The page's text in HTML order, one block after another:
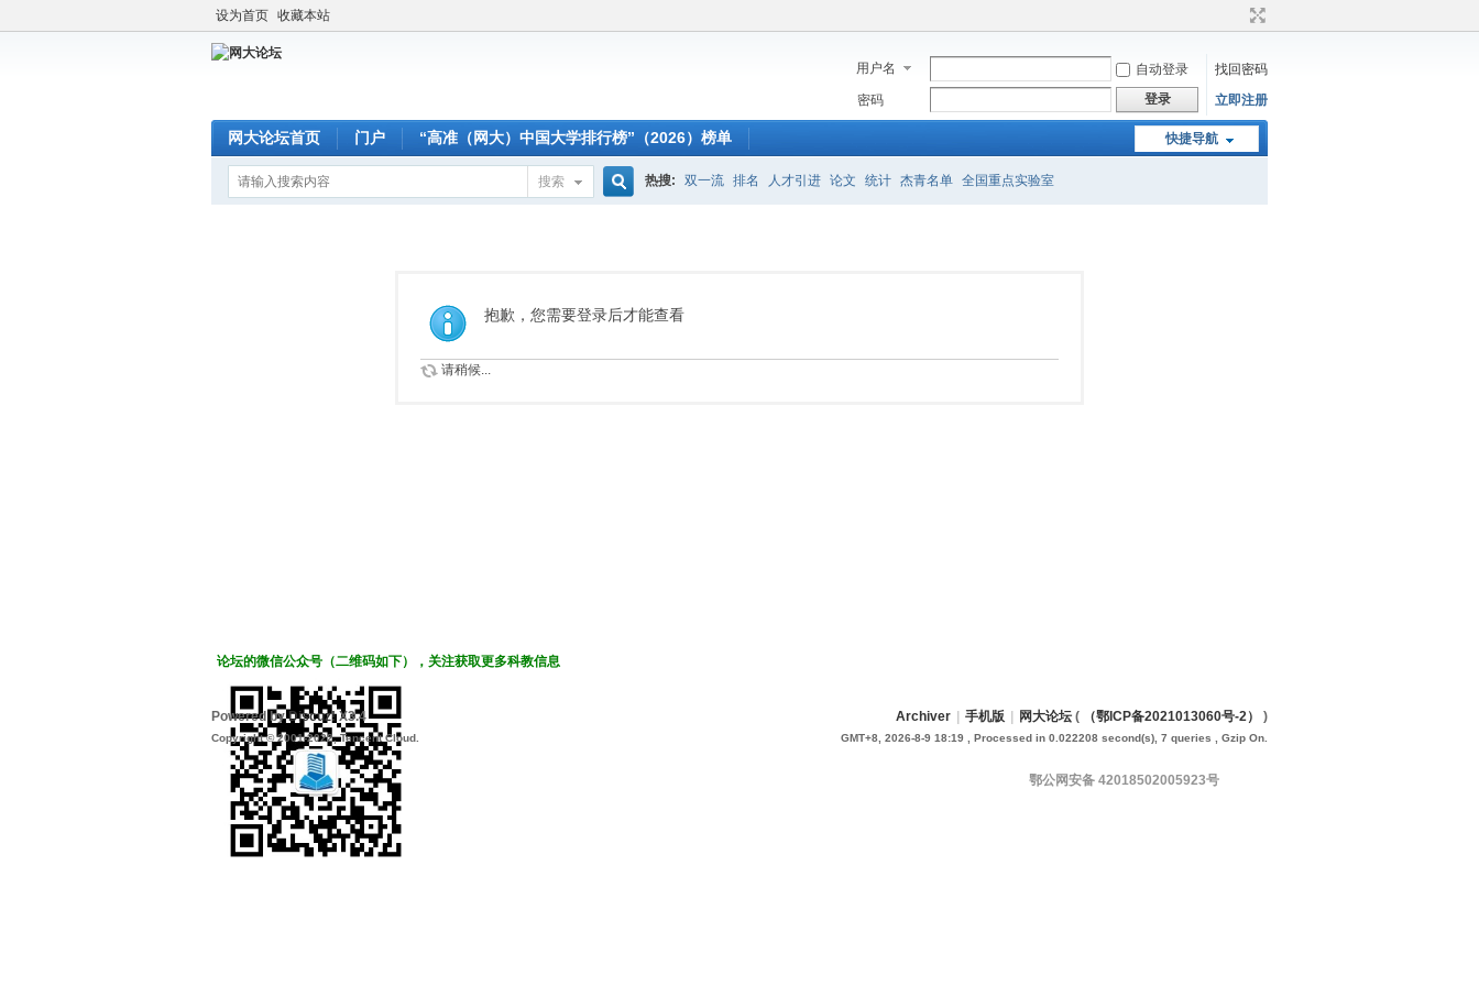
设为首页 收藏本站
用户名 自动登录
找回密码
密码
登录 立即注册
快捷导航
网大论坛首页 门户 “高准（网大）中国大学排行榜”（2026）榜单
搜索
索
热搜: 双一流 排名 人才引进 论文 统计 杰青名单 全国重点实验室
抱歉，您需要登录后才能查看
请稍候...
论坛的微信公众号（二维码如下），关注获取更多科教信息
Archiver 手机版 网大论坛 ( （鄂ICP备2021013060号-2） )
GMT+8, 2026-8-9 18:19 , Processed in 0.022208 second(s), 7 queries , Gzip On.
鄂公网安备 42018502005923号
Powered byDiscuz! X3.4
Copyright © 2001-2022, Tencent Cloud.